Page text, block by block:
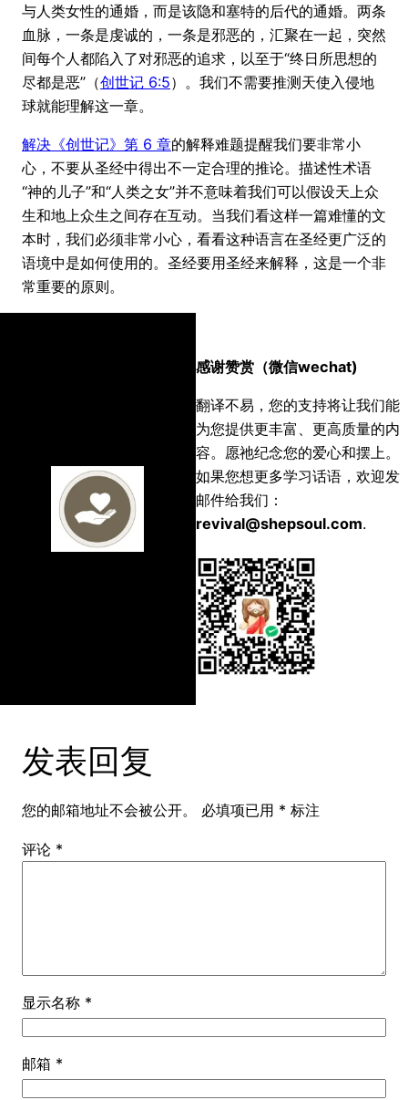
与人类女性的通婚，而是该隐和塞特的后代的通婚。两条
血脉，一条是虔诚的，一条是邪恶的，汇聚在一起，突然
间每个人都陷入了对邪恶的追求，以至于“终日所思想的
尽都是恶”（创世记 6:5）。我们不需要推测天使入侵地
球就能理解这一章。
解决《创世记》第 6 章的解释难题提醒我们要非常小
心，不要从圣经中得出不一定合理的推论。描述性术语
“神的儿子”和“人类之女”并不意味着我们可以假设天上众
生和地上众生之间存在互动。当我们看这样一篇难懂的文
本时，我们必须非常小心，看看这种语言在圣经更广泛的
语境中是如何使用的。圣经要用圣经来解释，这是一个非
常重要的原则。
感谢赞赏（微信wechat)
翻译不易，您的支持将让我们能
为您提供更丰富、更高质量的内
容。愿祂纪念您的爱心和摆上。
如果您想更多学习话语，欢迎发
邮件给我们：
revival@shepsoul.com.
发表回复
您的邮箱地址不会被公开。 必填项已用 * 标注
评论 *
显示名称 *
邮箱 *